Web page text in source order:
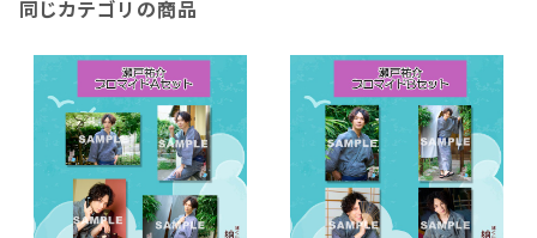
同じカテゴリの商品